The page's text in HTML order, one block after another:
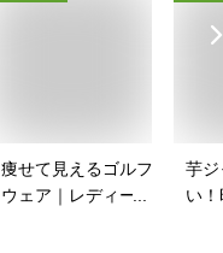
痩せて見えるゴルフ
ウェア｜レディース
芋ジ
い